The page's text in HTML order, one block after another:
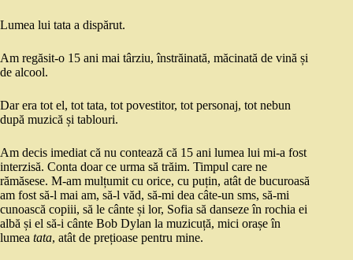
Lumea lui tata a dispărut.
Am regăsit-o 15 ani mai târziu, înstrăinată, măcinată de vină și
de alcool.
Dar era tot el, tot tata, tot povestitor, tot personaj, tot nebun
după muzică și tablouri.
Am decis imediat că nu contează că 15 ani lumea lui mi-a fost
interzisă. Conta doar ce urma să trăim. Timpul care ne
rămăsese. M-am mulțumit cu orice, cu puțin, atât de bucuroasă
am fost să-l mai am, să-l văd, să-mi dea câte-un sms, să-mi
cunoască copiii, să le cânte și lor, Sofia să danseze în rochia ei
albă și el să-i cânte Bob Dylan la muzicuță, mici orașe în
lumea tata, atât de prețioase pentru mine.